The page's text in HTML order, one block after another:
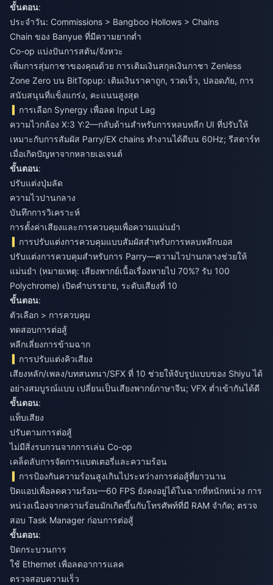
ขั้นตอน:
ประจำวัน: Commissions > Bangboo Hollows > Chains
Chain ของ Banyue ที่มีความยากต่ำ
Co-op แบ่งปันการสตัน/จังหวะ
เพิ่มการสุ่มกาชาของคุณด้วย การเติมเงินสกุลเงินกาชา Zenless
Zone Zero บน BitTopup: เติมเงินราคาถูก, รวดเร็ว, ปลอดภัย, การ
สนับสนุนที่แข็งแกร่ง, คะแนนสูงสุด
การเลือก Synergy เพื่อลด Input Lag
ความไวกล้อง X:3 Y:2—กลับด้านสำหรับการหลบหลีก UI ที่ปรับให้
เหมาะกับการสัมผัส Parry/EX chains ทำงานได้ดีบน 60Hz; รีสตาร์ท
เมื่อเกิดปัญหาจากหลายเอเจนต์
ขั้นตอน:
ปรับแต่งปุ่มลัด
ความไวปานกลาง
บันทึกการวิเคราะห์
การตั้งค่าเสียงและการควบคุมเพื่อความแม่นยำ
การปรับแต่งการควบคุมแบบสัมผัสสำหรับการหลบหลีกบอส
ปรับแต่งการควบคุมสำหรับการ Parry—ความไวปานกลางช่วยให้
แม่นยำ (หมายเหตุ: เสียงพากย์เนื้อเรื่องหายไป 70%? รับ 100
Polychrome) เปิดคำบรรยาย, ระดับเสียงที่ 10
ขั้นตอน:
ตัวเลือก > การควบคุม
ทดสอบการต่อสู้
หลีกเลี่ยงการข้ามฉาก
การปรับแต่งคิวเสียง
เสียงหลัก/เพลง/บทสนทนา/SFX ที่ 10 ช่วยให้จับรูปแบบของ Shiyu ได้
อย่างสมบูรณ์แบบ เปลี่ยนเป็นเสียงพากย์ภาษาจีน; VFX ต่ำเข้ากันได้ดี
ขั้นตอน:
แท็บเสียง
ปรับตามการต่อสู้
ไม่มีสิ่งรบกวนจากการเล่น Co-op
เคล็ดลับการจัดการแบตเตอรี่และความร้อน
การป้องกันความร้อนสูงเกินไประหว่างการต่อสู้ที่ยาวนาน
ปิดแอปเพื่อลดความร้อน—60 FPS ยังคงอยู่ได้ในฉากที่หนักหน่วง การ
หน่วงเนื่องจากความร้อนมักเกิดขึ้นกับโทรศัพท์ที่มี RAM จำกัด; ตรวจ
สอบ Task Manager ก่อนการต่อสู้
ขั้นตอน:
ปิดกระบวนการ
ใช้ Ethernet เพื่อลดอาการแลค
ตรวจสอบความเร็ว